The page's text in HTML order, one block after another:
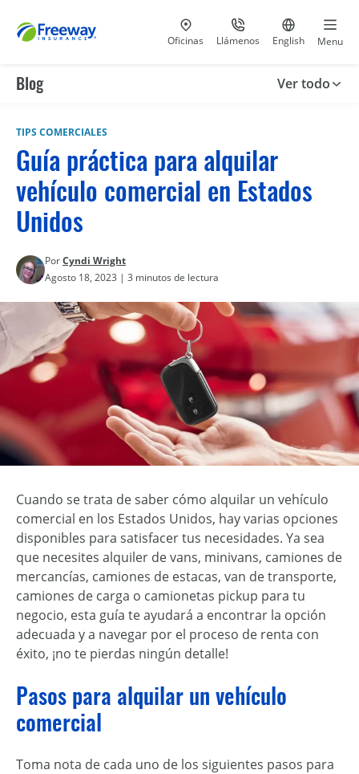
Visita nuestras
Oficinas Llámenos
al 800-441-5533
Ir al sitio
English Menu
Blog Ver todo
TIPS COMERCIALES
Guía práctica para alquilar
vehículo comercial en Estados
Unidos
PorCyndi Wright
Agosto 18, 2023 | 3 minutos de lectura
Cuando se trata de saber cómo alquilar un vehículo
comercial en los Estados Unidos, hay varias opciones
disponibles para satisfacer tus necesidades. Ya sea
que necesites alquiler de vans, minivans, camiones de
mercancías, camiones de estacas, van de transporte,
camiones de carga o camionetas pickup para tu
negocio, esta guía te ayudará a encontrar la opción
adecuada y a navegar por el proceso de renta con
éxito, ¡no te pierdas ningún detalle!
Pasos para alquilar un vehículo
comercial
Toma nota de cada uno de los siguientes pasos para